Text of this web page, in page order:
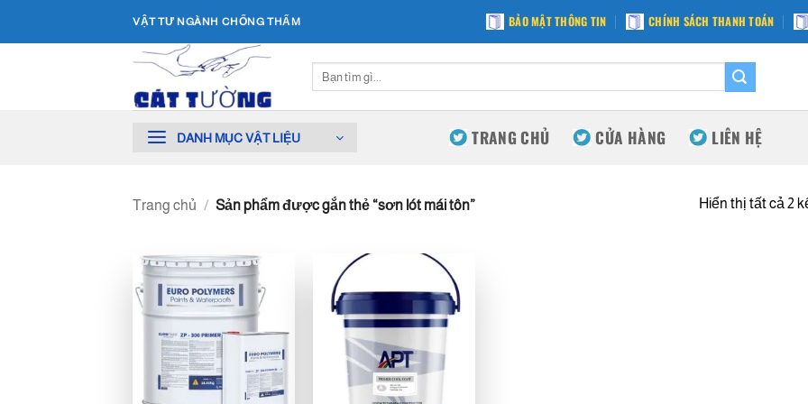
VẬT TƯ NGÀNH CHỐNG THẤM BẢO MẬT THÔNG TIN CHÍNH SÁCH THANH TOÁN
kiếm:
DANH MỤC VẬT LIỆU TRANG CHỦ CỬA HÀNG LIÊN HỆ
Trang chủ / Sản phẩm được gắn thẻ “sơn lót mái tôn” Hiển thị tất cả 2